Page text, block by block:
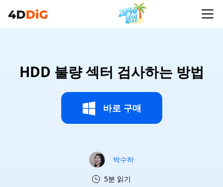
HDD 불량 섹터 검사하는 방법
바로 구매
박수하
5분 읽기